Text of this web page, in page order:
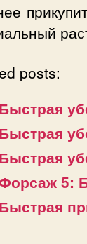
posts:
Быстрая
Быстрая
Быстрая
5:
Быстрая